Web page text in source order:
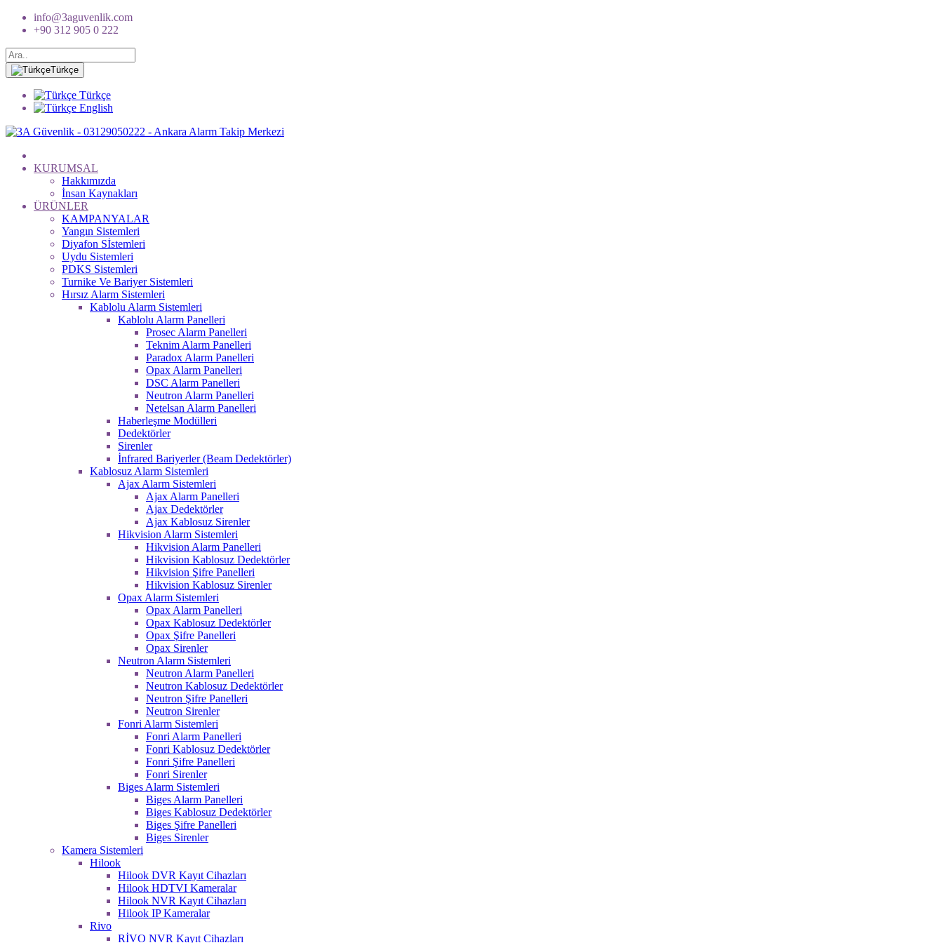
info@3aguvenlik.com
+90 312 905 0 222
Türkçe
Türkçe
English
KURUMSAL
Hakkımızda
İnsan Kaynakları
ÜRÜNLER
KAMPANYALAR
Yangın Sistemleri
Diyafon Sİstemleri
Uydu Sistemleri
PDKS Sistemleri
Turnike Ve Bariyer Sistemleri
Hırsız Alarm Sistemleri
Kablolu Alarm Sistemleri
Kablolu Alarm Panelleri
Prosec Alarm Panelleri
Teknim Alarm Panelleri
Paradox Alarm Panelleri
Opax Alarm Panelleri
DSC Alarm Panelleri
Neutron Alarm Panelleri
Netelsan Alarm Panelleri
Haberleşme Modülleri
Dedektörler
Sirenler
İnfrared Bariyerler (Beam Dedektörler)
Kablosuz Alarm Sistemleri
Ajax Alarm Sistemleri
Ajax Alarm Panelleri
Ajax Dedektörler
Ajax Kablosuz Sirenler
Hikvision Alarm Sistemleri
Hikvision Alarm Panelleri
Hikvision Kablosuz Dedektörler
Hikvision Şifre Panelleri
Hikvision Kablosuz Sirenler
Opax Alarm Sistemleri
Opax Alarm Panelleri
Opax Kablosuz Dedektörler
Opax Şifre Panelleri
Opax Sirenler
Neutron Alarm Sistemleri
Neutron Alarm Panelleri
Neutron Kablosuz Dedektörler
Neutron Şifre Panelleri
Neutron Sirenler
Fonri Alarm Sistemleri
Fonri Alarm Panelleri
Fonri Kablosuz Dedektörler
Fonri Şifre Panelleri
Fonri Sirenler
Biges Alarm Sistemleri
Biges Alarm Panelleri
Biges Kablosuz Dedektörler
Biges Şifre Panelleri
Biges Sirenler
Kamera Sistemleri
Hilook
Hilook DVR Kayıt Cihazları
Hilook HDTVI Kameralar
Hilook NVR Kayıt Cihazları
Hilook IP Kameralar
Rivo
RİVO NVR Kayıt Cihazları